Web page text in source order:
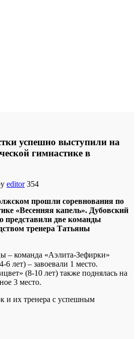
успешно выступили на
гимнастике в
editor 354
прошли соревнования по
«Весенняя капель». Дубовский
представили две команды
тренера Татьяны
– команда «Аэлита-Зефирки»
6 лет) – завоевали 1 место.
(8-10 лет) также поднялась на
3 место.
и их тренера с успешным